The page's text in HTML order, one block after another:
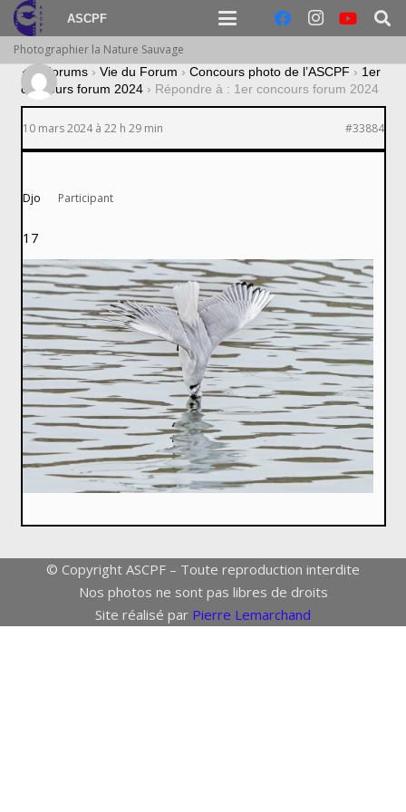
ASCPF
Photographier la Nature Sauvage
› Forums › Vie du Forum › Concours photo de l’ASCPF › 1er
concours forum 2024 › Répondre à : 1er concours forum 2024
10 mars 2024 à 22 h 29 min #33884
Djo Participant
17
© Copyright ASCPF – Toute reproduction interdite
Nos photos ne sont pas libres de droits
Site réalisé par Pierre Lemarchand